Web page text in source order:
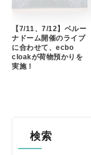
【7/11、7/12】ベルー
ナドーム開催のライブ
に合わせて、ecbo
cloakが荷物預かりを
実施！
検索